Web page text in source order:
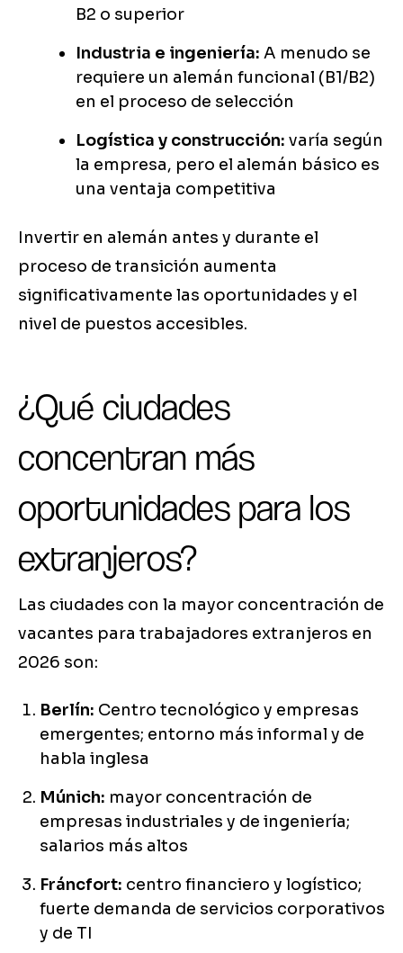
B2 o superior
Industria e ingeniería: A menudo se
requiere un alemán funcional (B1/B2)
en el proceso de selección
Logística y construcción: varía según
la empresa, pero el alemán básico es
una ventaja competitiva
Invertir en alemán antes y durante el
proceso de transición aumenta
significativamente las oportunidades y el
nivel de puestos accesibles.
¿Qué ciudades
concentran más
oportunidades para los
extranjeros?
Las ciudades con la mayor concentración de
vacantes para trabajadores extranjeros en
2026 son:
Berlín: Centro tecnológico y empresas
emergentes; entorno más informal y de
habla inglesa
Múnich: mayor concentración de
empresas industriales y de ingeniería;
salarios más altos
Fráncfort: centro financiero y logístico;
fuerte demanda de servicios corporativos
y de TI